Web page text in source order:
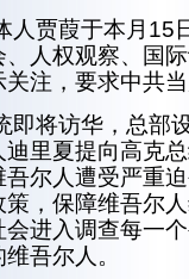
人贾葭于本月15
、人权观察、国
关注，要求中共
即将访华，总部
迪里夏提向高克
吾尔人遭受严重
策，保障维吾尔
会进入调查每一
吾尔人。